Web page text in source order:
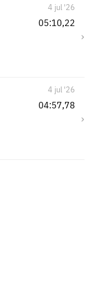
05:10,22
4 jul '26
›
04:57,78
4 jul '26
›